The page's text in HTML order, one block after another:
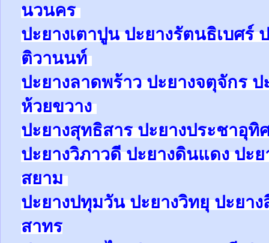
นวนคร
ปะยางเตาปูนปะยางรัตนธิเบศร์
ติวานนท์
ปะยางลาดพร้าวปะยางจตุจักรป
ห้วยขวาง
ปะยางสุทธิสารปะยางประชาอุทิ
ปะยางวิภาวดีปะยางดินแดงปะย
สยาม
ปะยางปทุมวันปะยางวิทยุปะยาง
สาทร